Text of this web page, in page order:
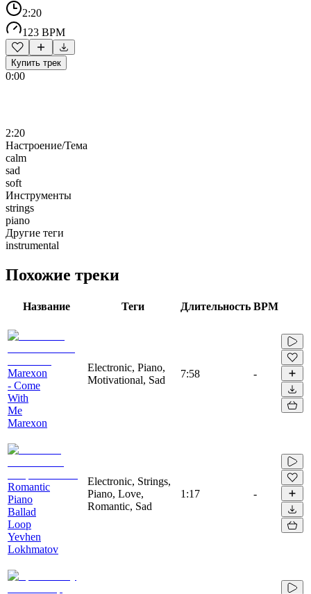
2:20
123 BPM
Купить трек
0:00
2:20
Настроение/Тема
calm
sad
soft
Инструменты
strings
piano
Другие теги
instrumental
Похожие треки
Название Теги Длительность BPM
Marexon
- Come
With
Me
Marexon
Electronic, Piano,
Motivational, Sad
7:58 -
Romantic
Piano
Ballad
Loop
Yevhen
Lokhmatov
Electronic, Strings,
Piano, Love,
Romantic, Sad
1:17 -